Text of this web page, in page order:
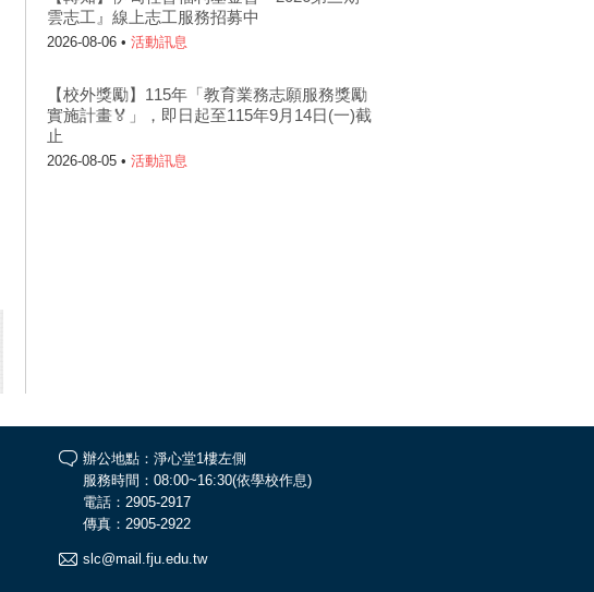
雲志工』線上志工服務招募中
2026-08-06 • 活動訊息
【校外獎勵】115年「教育業務志願服務獎勵
實施計畫🏅」，即日起至115年9月14日(一)截
止
2026-08-05 • 活動訊息
辦公地點：淨心堂1樓左側
服務時間：08:00~16:30(依學校作息)
電話：2905-2917
傳真：2905-2922
slc@mail.fju.edu.tw